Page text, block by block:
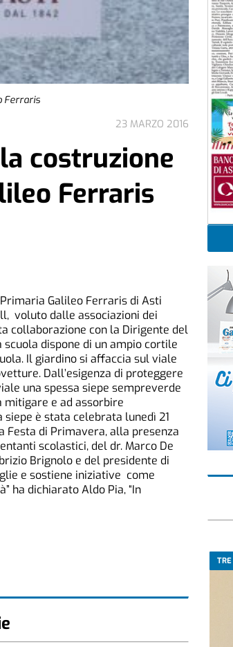
Ferraris
23 MARZO 2016
costruzione
Ferraris
Galileo Ferraris di Asti
voluto dalle associazioni dei
collaborazione con la Dirigente del
scuola dispone di un ampio cortile
Il giardino si affaccia sul viale
Dall’esigenza di proteggere
una spessa siepe sempreverde
mitigare e ad assorbire
è stata celebrata lunedì 21
Festa di Primavera, alla presenza
scolastici, del dr. Marco De
Brignolo e del presidente di
e sostiene iniziative come
ha dichiarato Aldo Pia, “In